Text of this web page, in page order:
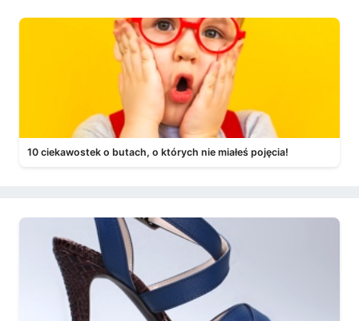
10 ciekawostek o butach, o których nie miałeś pojęcia!